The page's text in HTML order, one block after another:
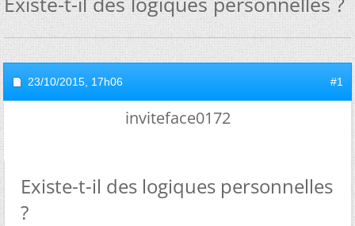
23/10/2015, 17h06 #1
inviteface0172
Existe-t-il des logiques personnelles
?